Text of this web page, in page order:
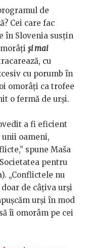
de
Cei care fac
în Slovenia susțin
și mai
cu
cu porumb în
omorâți ca trofee
o fermă de urși.
a fi eficient
oameni,
spune Maša
pentru
„Conflictele nu
de câțiva urși
urși în mod
îi omorâm pe cei